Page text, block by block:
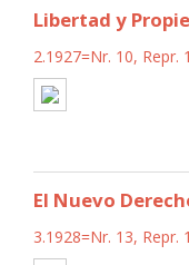
Libertad y
2.1927=Nr. 10, Repr.
El Nuevo
3.1928=Nr. 13, Repr.